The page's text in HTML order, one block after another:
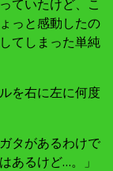
ていたけど、こ
っと感動したの
てしまった単純
を右に左に何度
タがあるわけで
あるけど…。」